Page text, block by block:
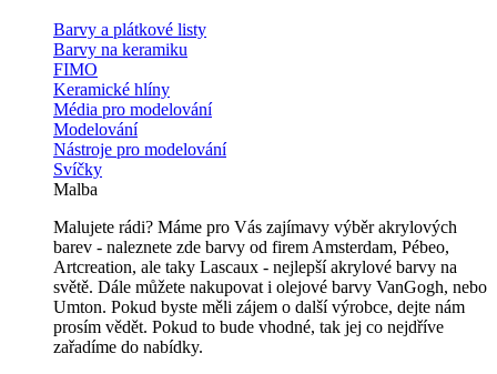
Barvy a plátkové listy
Barvy na keramiku
FIMO
Keramické hlíny
Média pro modelování
Modelování
Nástroje pro modelování
Svíčky
Malba
Malujete rádi? Máme pro Vás zajímavy výběr akrylových
barev - naleznete zde barvy od firem Amsterdam, Pébeo,
Artcreation, ale taky Lascaux - nejlepší akrylové barvy na
světě. Dále můžete nakupovat i olejové barvy VanGogh, nebo
Umton. Pokud byste měli zájem o další výrobce, dejte nám
prosím vědět. Pokud to bude vhodné, tak jej co nejdříve
zařadíme do nabídky.